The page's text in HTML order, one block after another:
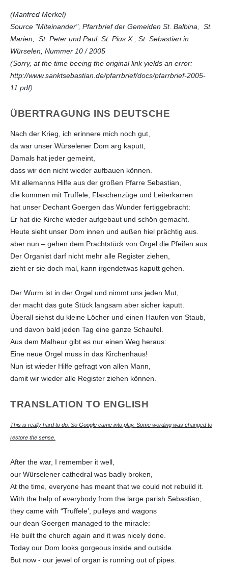
(Manfred Merkel)
Source "Miteinander", Pfarrbrief der Gemeiden St. Balbina, St.
Marien, St. Peter und Paul, St. Pius X., St. Sebastian in
Würselen, Nummer 10 / 2005
(Sorry, at the time beeing the original link yields an error:
http://www.sanktsebastian.de/pfarrbrief/docs/pfarrbrief-2005-
11.pdf)
ÜBERTRAGUNG INS DEUTSCHE
Nach der Krieg, ich erinnere mich noch gut,
da war unser Würselener Dom arg kaputt,
Damals hat jeder gemeint,
dass wir den nicht wieder aufbauen können.
Mit allemanns Hilfe aus der großen Pfarre Sebastian,
die kommen mit Truffele, Flaschenzüge und Leiterkarren
hat unser Dechant Goergen das Wunder fertiggebracht:
Er hat die Kirche wieder aufgebaut und schön gemacht.
Heute sieht unser Dom innen und außen hiel prächtig aus.
aber nun – gehen dem Prachtstück von Orgel die Pfeifen aus.
Der Organist darf nicht mehr alle Register ziehen,
zieht er sie doch mal, kann irgendetwas kaputt gehen.
Der Wurm ist in der Orgel und nimmt uns jeden Mut,
der macht das gute Stück langsam aber sicher kaputt.
Überall siehst du kleine Löcher und einen Haufen von Staub,
und davon bald jeden Tag eine ganze Schaufel.
Aus dem Malheur gibt es nur einen Weg heraus:
Eine neue Orgel muss in das Kirchenhaus!
Nun ist wieder Hilfe gefragt von allen Mann,
damit wir wieder alle Register ziehen können.
TRANSLATION TO ENGLISH
This is really hard to do. So Google came into play. Some wording was changed to
restore the sense.
After the war, I remember it well,
our Würselener cathedral was badly broken,
At the time, everyone has meant that we could not rebuild it.
With the help of everybody from the large parish Sebastian,
they came with “Truffele’, pulleys and wagons
our dean Goergen managed to the miracle:
He built the church again and it was nicely done.
Today our Dom looks gorgeous inside and outside.
But now - our jewel of organ is running out of pipes.